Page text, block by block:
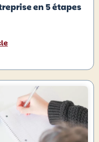
en 5 étapes